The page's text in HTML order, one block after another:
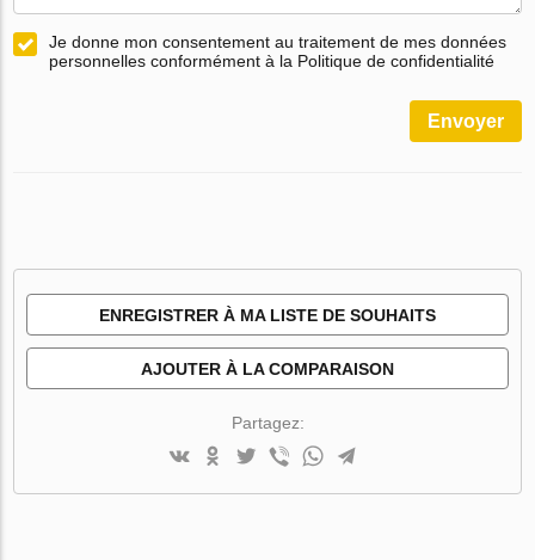
Je donne mon consentement au traitement de mes données
personnelles conformément à la Politique de confidentialité
Envoyer
ENREGISTRER À MA LISTE DE SOUHAITS
AJOUTER À LA COMPARAISON
Partagez: